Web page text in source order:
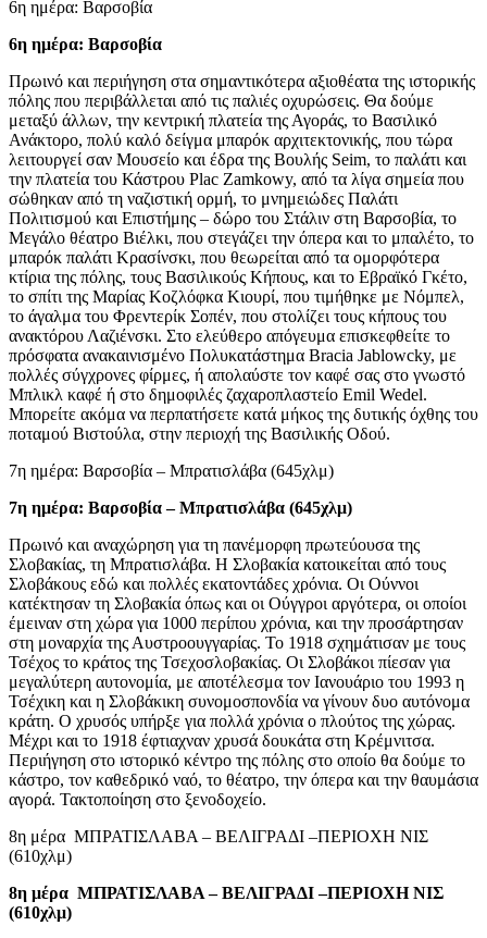
6η ημέρα: Βαρσοβία
6η ημέρα: Βαρσοβία
Πρωινό και περιήγηση στα σημαντικότερα αξιοθέατα της ιστορικής
πόλης που περιβάλλεται από τις παλιές οχυρώσεις. Θα δούμε
μεταξύ άλλων, την κεντρική πλατεία της Αγοράς, το Βασιλικό
Ανάκτορο, πολύ καλό δείγμα μπαρόκ αρχιτεκτονικής, που τώρα
λειτουργεί σαν Μουσείο και έδρα της Βουλής Seim, το παλάτι και
την πλατεία του Κάστρου Plac Zamkowy, από τα λίγα σημεία που
σώθηκαν από τη ναζιστική ορμή, το μνημειώδες Παλάτι
Πολιτισμού και Επιστήμης – δώρο του Στάλιν στη Βαρσοβία, το
Μεγάλο θέατρο Βιέλκι, που στεγάζει την όπερα και το μπαλέτο, το
μπαρόκ παλάτι Κρασίνσκι, που θεωρείται από τα ομορφότερα
κτίρια της πόλης, τους Βασιλικούς Κήπους, και το Εβραϊκό Γκέτο,
το σπίτι της Μαρίας Κοζλόφκα Κιουρί, που τιμήθηκε με Νόμπελ,
το άγαλμα του Φρεντερίκ Σοπέν, που στολίζει τους κήπους του
ανακτόρου Λαζιένσκι. Στο ελεύθερο απόγευμα επισκεφθείτε το
πρόσφατα ανακαινισμένο Πολυκατάστημα Bracia Jablowcky, με
πολλές σύγχρονες φίρμες, ή απολαύστε τον καφέ σας στο γνωστό
Μπλικλ καφέ ή στο δημοφιλές ζαχαροπλαστείο Emil Wedel.
Μπορείτε ακόμα να περπατήσετε κατά μήκος της δυτικής όχθης του
ποταμού Βιστούλα, στην περιοχή της Βασιλικής Οδού.
7η ημέρα: Βαρσοβία – Μπρατισλάβα (645χλμ)
7η ημέρα: Βαρσοβία – Μπρατισλάβα (645χλμ)
Πρωινό και αναχώρηση για τη πανέμορφη πρωτεύουσα της
Σλοβακίας, τη Μπρατισλάβα. Η Σλοβακία κατοικείται από τους
Σλοβάκους εδώ και πολλές εκατοντάδες χρόνια. Οι Ούννοι
κατέκτησαν τη Σλοβακία όπως και οι Ούγγροι αργότερα, οι οποίοι
έμειναν στη χώρα για 1000 περίπου χρόνια, και την προσάρτησαν
στη μοναρχία της Αυστροουγγαρίας. Το 1918 σχημάτισαν με τους
Τσέχος το κράτος της Τσεχοσλοβακίας. Οι Σλοβάκοι πίεσαν για
μεγαλύτερη αυτονομία, με αποτέλεσμα τον Ιανουάριο του 1993 η
Τσέχικη και η Σλοβάκικη συνομοσπονδία να γίνουν δυο αυτόνομα
κράτη. Ο χρυσός υπήρξε για πολλά χρόνια ο πλούτος της χώρας.
Μέχρι και το 1918 έφτιαχναν χρυσά δουκάτα στη Κρέμνιτσα.
Περιήγηση στο ιστορικό κέντρο της πόλης στο οποίο θα δούμε το
κάστρο, τον καθεδρικό ναό, το θέατρο, την όπερα και την θαυμάσια
αγορά. Τακτοποίηση στο ξενοδοχείο.
8η μέρα ΜΠΡΑΤΙΣΛΑΒΑ – ΒΕΛΙΓΡΑΔΙ –ΠΕΡΙΟΧΗ ΝΙΣ
(610χλμ)
8η μέρα ΜΠΡΑΤΙΣΛΑΒΑ – ΒΕΛΙΓΡΑΔΙ –ΠΕΡΙΟΧΗ ΝΙΣ
(610χλμ)